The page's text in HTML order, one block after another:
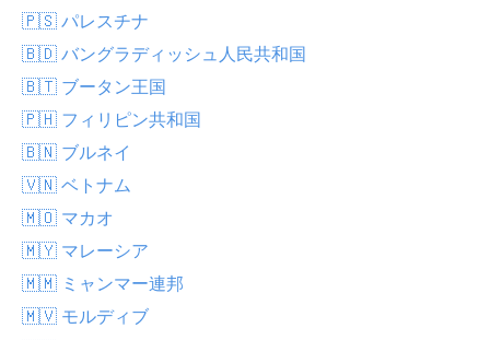
🇵🇸 パレスチナ
🇧🇩 バングラディッシュ人民共和国
🇧🇹 ブータン王国
🇵🇭 フィリピン共和国
🇧🇳 ブルネイ
🇻🇳 ベトナム
🇲🇴 マカオ
🇲🇾 マレーシア
🇲🇲 ミャンマー連邦
🇲🇻 モルディブ